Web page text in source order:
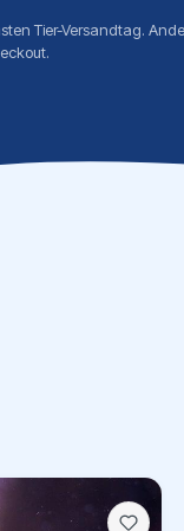
Tier-Versandtag.